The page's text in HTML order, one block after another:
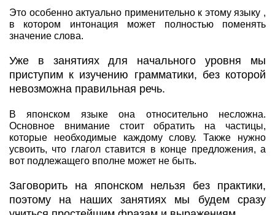
Это особенно актуально применительно к этому языку ,
в котором интонация может полностью поменять
значение слова.
Уже в занятиях для начального уровня мы
приступим к изучению грамматики, без которой
невозможна правильная речь.
В японском языке она относительно несложна.
Основное внимание стоит обратить на частицы,
которые необходимые каждому слову. Также нужно
усвоить, что глагол ставится в конце предложения, а
вот подлежащего вполне может не быть.
Заговорить на японском нельзя без практики,
поэтому на наших занятиях мы будем сразу